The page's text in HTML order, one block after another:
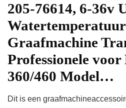
205-76614, 6-36v
Graafmachine
Professionele
360/460 Model…
Dit is een